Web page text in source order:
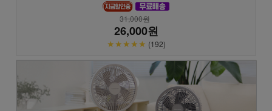
31,000원
26,000원
★★★★★ (192)